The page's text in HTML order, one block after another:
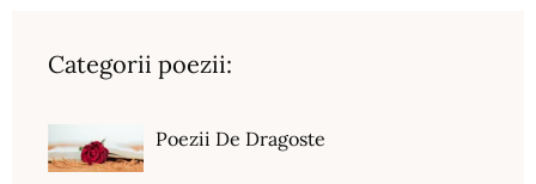
Categorii poezii:
Poezii De Dragoste